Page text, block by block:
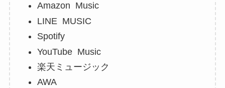
Amazon Music
LINE MUSIC
Spotify
YouTube Music
楽天ミュージック
AWA